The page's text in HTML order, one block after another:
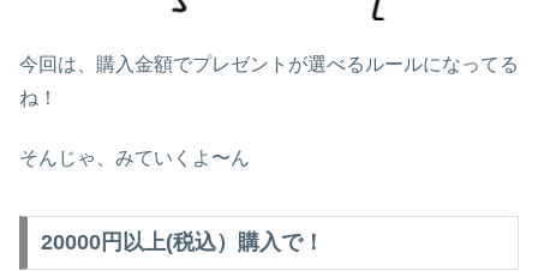
今回は、購入金額でプレゼントが選べるルールになってる
ね！
そんじゃ、みていくよ〜ん
20000円以上(税込）購入で！